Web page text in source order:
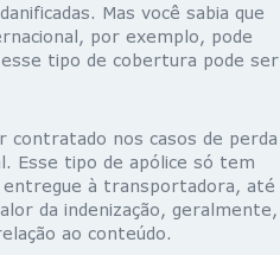
Mas você sabia que
por exemplo, pode
tipo de cobertura pode ser
contratado nos casos de perda
Esse tipo de apólice só tem
entregue à transportadora, até
da indenização, geralmente,
ao conteúdo.